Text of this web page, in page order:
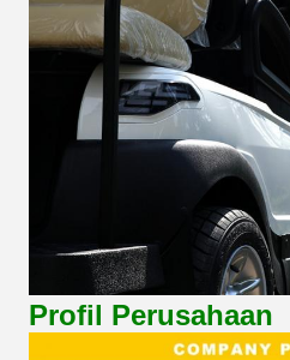
Profil Perusahaan